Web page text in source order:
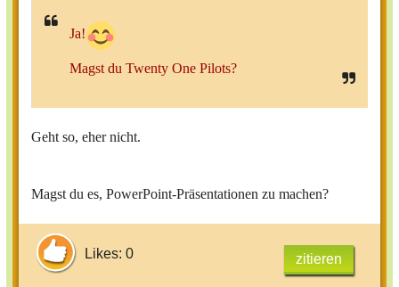
Ja!
Magst du Twenty One Pilots?
Geht so, eher nicht.
Magst du es, PowerPoint-Präsentationen zu machen?
Likes: 0 zitieren